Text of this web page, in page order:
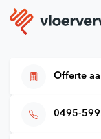
Offerte
0495-